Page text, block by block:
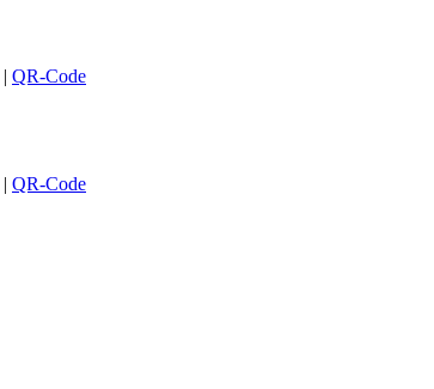
| QR-Code
| QR-Code